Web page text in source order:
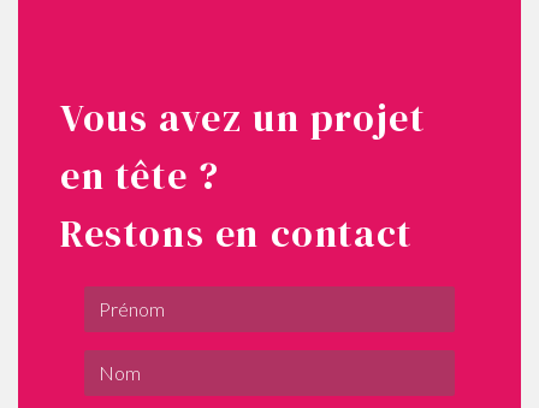
Vous avez un projet
en tête ?
Restons en contact